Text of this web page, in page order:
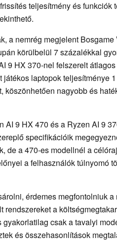
teljesítmény és funkciók
a nemrég megjelent Bosgame
körülbelül 7 százalékkal
9 HX 370-nel felszerelt átlagos
laptopok teljesítménye
köszönhetően nagyobb és
AI 9 HX 470 és a Ryzen AI 9
specifikációik
de a 470-es modellnél a
a felhasználók túlnyomó
érdemes megfontolniuk a
rendszereket a
csak a tavalyi
és összehasonlítások